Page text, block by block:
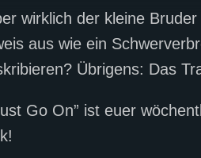
wirklich der kleine
aus wie ein
Übrigens: Das
Go On” ist euer